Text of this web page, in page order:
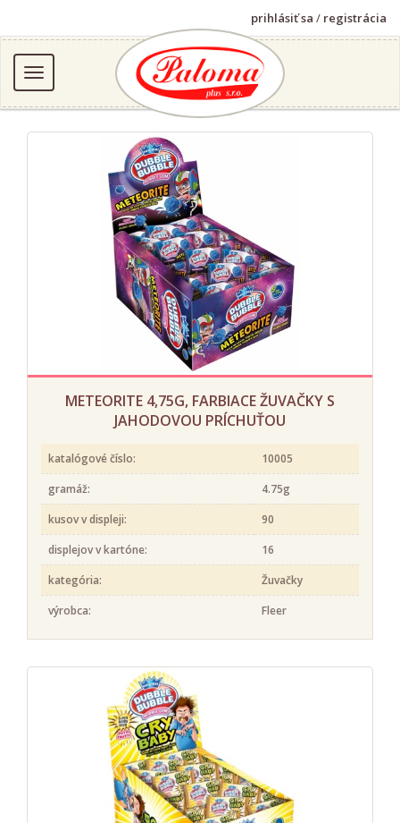
prihlásiť sa / registrácia
METEORITE 4,75G, FARBIACE ŽUVAČKY S
JAHODOVOU PRÍCHUŤOU
katalógové číslo:
10005
gramáž:
4.75g
kusov v displeji:
90
displejov v kartóne:
16
kategória:
Žuvačky
výrobca:
Fleer